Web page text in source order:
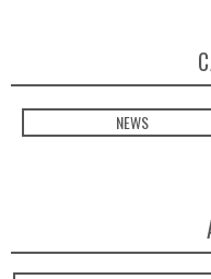
NEWS